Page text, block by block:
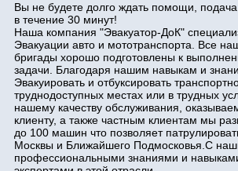
Вы не будете долго ждать помощи,
в течение 30 минут!
Наша компания "Эвакуатор-ДоК"
Эвакуации авто и мототранспорта. Все
бригады хорошо подготовлены к
задачи. Благодаря нашим навыкам и
Эвакуировать и отбуксировать
труднодоступных местах или в трудных
нашему качеству обслуживания,
клиенту, а также частным клиентам мы
до 100 машин что позволяет
Москвы и Ближайшего Подмосковья.С
профессиональными знаниями и